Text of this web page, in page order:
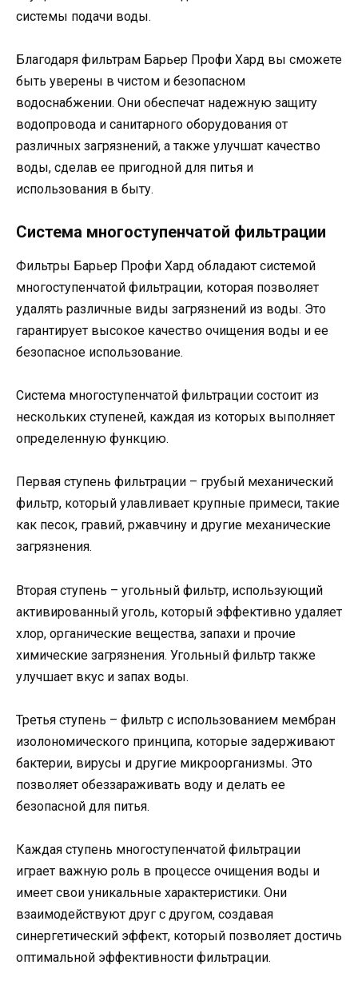
системы подачи воды.
Благодаря фильтрам Барьер Профи Хард вы сможете
быть уверены в чистом и безопасном
водоснабжении. Они обеспечат надежную защиту
водопровода и санитарного оборудования от
различных загрязнений, а также улучшат качество
воды, сделав ее пригодной для питья и
использования в быту.
Система многоступенчатой фильтрации
Фильтры Барьер Профи Хард обладают системой
многоступенчатой фильтрации, которая позволяет
удалять различные виды загрязнений из воды. Это
гарантирует высокое качество очищения воды и ее
безопасное использование.
Система многоступенчатой фильтрации состоит из
нескольких ступеней, каждая из которых выполняет
определенную функцию.
Первая ступень фильтрации – грубый механический
фильтр, который улавливает крупные примеси, такие
как песок, гравий, ржавчину и другие механические
загрязнения.
Вторая ступень – угольный фильтр, использующий
активированный уголь, который эффективно удаляет
хлор, органические вещества, запахи и прочие
химические загрязнения. Угольный фильтр также
улучшает вкус и запах воды.
Третья ступень – фильтр с использованием мембран
изолономического принципа, которые задерживают
бактерии, вирусы и другие микроорганизмы. Это
позволяет обеззараживать воду и делать ее
безопасной для питья.
Каждая ступень многоступенчатой фильтрации
играет важную роль в процессе очищения воды и
имеет свои уникальные характеристики. Они
взаимодействуют друг с другом, создавая
синергетический эффект, который позволяет достичь
оптимальной эффективности фильтрации.